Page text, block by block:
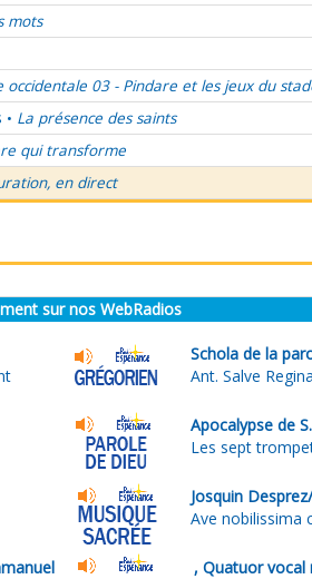
mots
03 - Pindare et les jeux du
• La présence des saints
qui transforme
en direct
sur nos WebRadios
Schola de la
Ant. Salve
Apocalypse de
Les sept
Josquin
Ave nobilissima
, Quatuor vocal